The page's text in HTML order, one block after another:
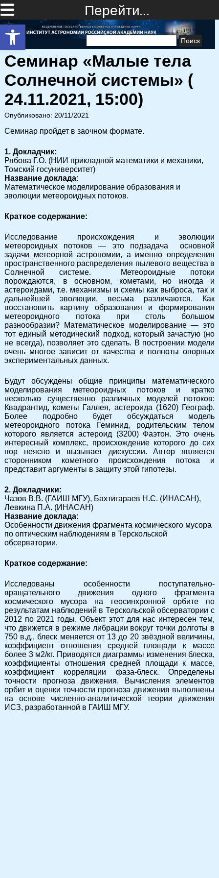
Открыть панель инструментов
Перейти…
Найти:
Семинар «Малые тела
Солнечной системы» (
24.11.2021, 15:00)
Опубликовано: 20/11/2021
Семинар пройдет в заочном формате.
1. Докладчик:
Рябова Г.О. (НИИ прикладной математики и механики,
Томский госуниверситет)
Название доклада:
Математическое моделирование образования и
эволюции метеороидных потоков.
Краткое содержание:
Исследование происхождения и эволюции
метеороидных потоков — это подзадача основной
задачи метеорной астрономии, а именно определения
пространственного распределения пылевого вещества в
Солнечной системе. Метеороидные потоки
порождаются, в основном, кометами, но иногда и
астероидами, т.е. механизмы и схемы как выброса, так и
дальнейшей эволюции, весьма различаются. Как
восстановить картину образования и формирования
метеороидного потока при столь большом
разнообразии? Математическое моделирование — это
тот единый методический подход, который зачастую (но
не всегда), позволяет это сделать. В построении модели
очень многое зависит от качества и полноты опорных
экспериментальных данных.
Будут обсуждены общие принципы математического
моделирования метеороидных потоков и кратко
несколько существенно различных моделей потоков:
Квадрантид, кометы Галлея, астероида (1620) Географ.
Более подробно будет обсуждаться модель
метеороидного потока Геминид, родительским телом
которого является астероид (3200) Фаэтон. Это очень
интересный комплекс, происхождение которого до сих
пор неясно и вызывает дискуссии. Автор является
сторонником кометного происхождения потока и
представит аргументы в защиту этой гипотезы.
2. Докладчики:
Чазов В.В. (ГАИШ МГУ), Бахтигараев Н.С. (ИНАСАН),
Левкина П.А. (ИНАСАН)
Название доклада:
Особенности движения фрагмента космического мусора
по оптическим наблюдениям в Терскольской
обсерватории.
Краткое содержание:
Исследованы особенности поступательно-
вращательного движения одного фрагмента
космического мусора на геосинхронной орбите по
результатам наблюдений в Терскольской обсерватории с
2012 по 2021 годы. Объект этот для нас интересен тем,
что движется в режиме либрации вокруг точки долготы в
750 в.д., блеск меняется от 13 до 20 звёздной величины,
коэффициент отношения средней площади к массе
более 3 м2/кг. Приводятся диаграммы изменения блеска,
коэффициенты отношения средней площади к массе,
коэффициент корреляции фаза-блеск. Определены
точности прогноза движения. Вычисления элементов
орбит и оценки точности прогноза движения выполнены
на основе численно-аналитической теории движения
ИСЗ, разработанной в ГАИШ МГУ.